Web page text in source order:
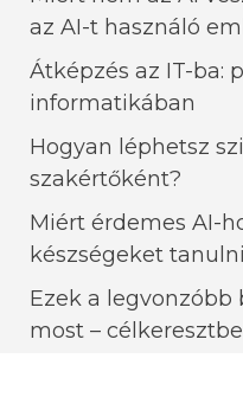
az AI-t használó
Átképzés az IT-ba:
informatikában
Hogyan léphetsz
szakértőként?
Miért érdemes AI-
készségeket
Ezek a
most –